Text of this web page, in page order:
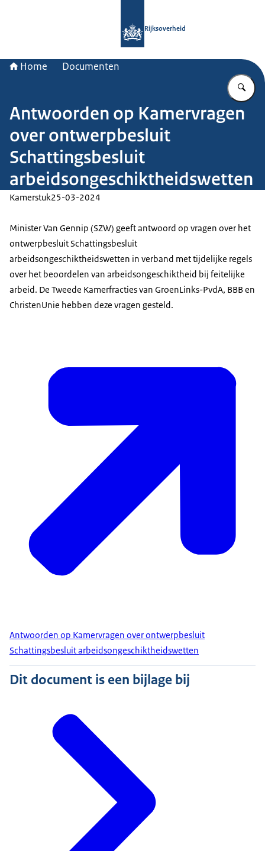
Rijksoverheid
Home Documenten
Antwoorden op Kamervragen
over ontwerpbesluit
Schattingsbesluit
arbeidsongeschiktheidswetten
Kamerstuk25-03-2024
Minister Van Gennip (SZW) geeft antwoord op vragen over het
ontwerpbesluit Schattingsbesluit
arbeidsongeschiktheidswetten in verband met tijdelijke regels
over het beoordelen van arbeidsongeschiktheid bij feitelijke
arbeid. De Tweede Kamerfracties van GroenLinks-PvdA, BBB en
ChristenUnie hebben deze vragen gesteld.
Antwoorden op Kamervragen over ontwerpbesluit
Schattingsbesluit arbeidsongeschiktheidswetten
Dit document is een bijlage bij